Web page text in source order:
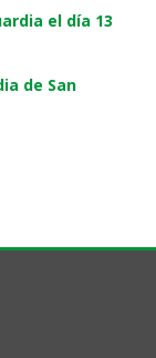
el día 13
de San